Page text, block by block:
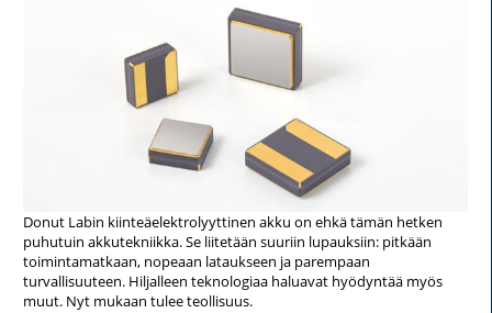
Donut Labin kiinteäelektrolyyttinen akku on ehkä tämän hetken
puhutuin akkutekniikka. Se liitetään suuriin lupauksiin: pitkään
toimintamatkaan, nopeaan lataukseen ja parempaan
turvallisuuteen. Hiljalleen teknologiaa haluavat hyödyntää myös
muut. Nyt mukaan tulee teollisuus.